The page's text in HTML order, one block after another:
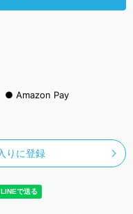
Amazon Pay
りに登録